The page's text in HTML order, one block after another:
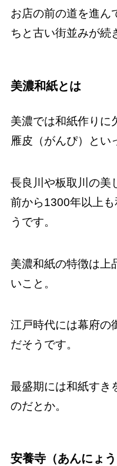
お店の前の道を進ん
ちと古い街並みが続
美濃和紙とは
美濃では和紙作りに
雁皮（がんぴ）とい
長良川や板取川の美
前から1300年以上
うです。
美濃和紙の特徴は上
いこと。
江戸時代には幕府の
だそうです。
最盛期には和紙すき
のだとか。
安養寺（あんにょう